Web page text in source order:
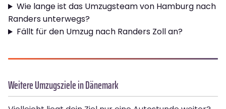
Wie lange ist das Umzugsteam von Hamburg nach
Randers unterwegs?
Fällt für den Umzug nach Randers Zoll an?
Weitere Umzugsziele in Dänemark